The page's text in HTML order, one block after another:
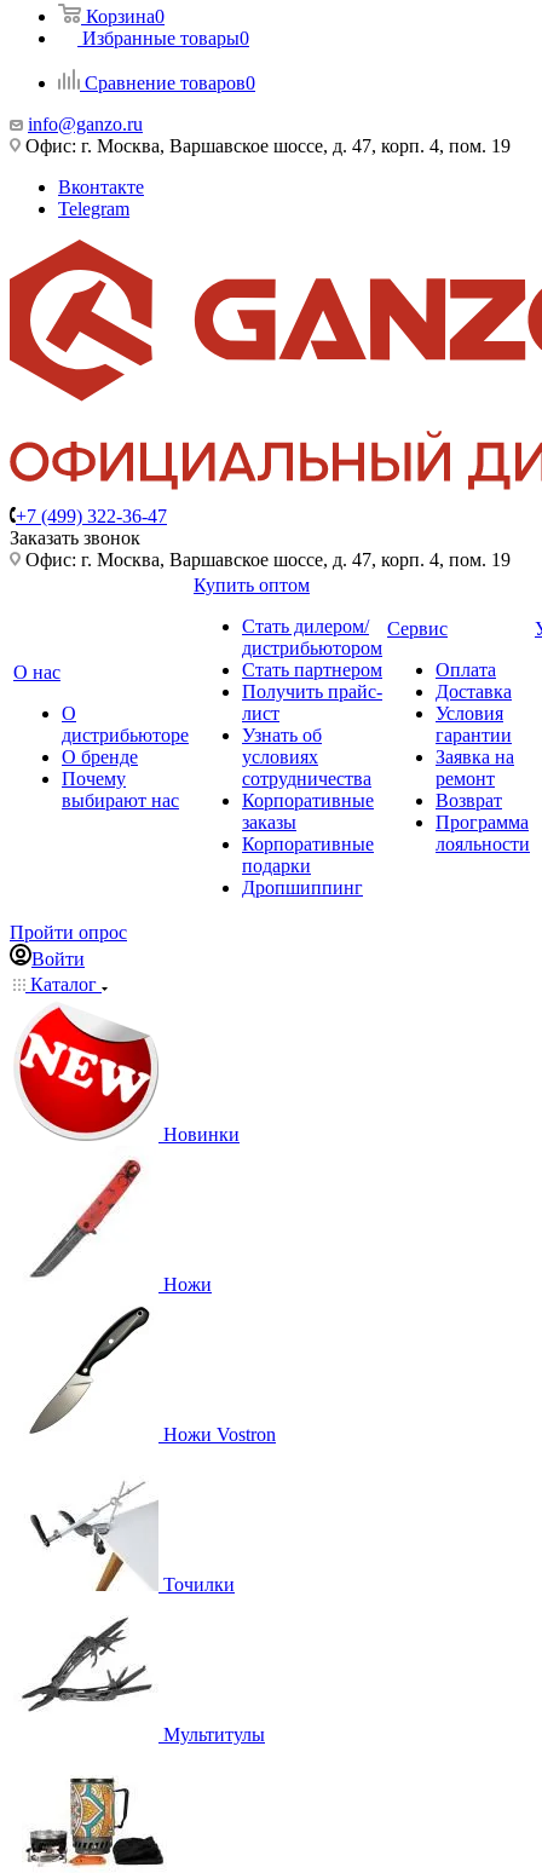
Корзина0
Избранные товары0
Сравнение товаров0
info@ganzo.ru
Офис: г. Москва, Варшавское шоссе, д. 47, корп. 4, пом. 19
Вконтакте
Telegram
+7 (499) 322-36-47
Заказать звонок
Офис: г. Москва, Варшавское шоссе, д. 47, корп. 4, пом. 19
О нас
О
дистрибьюторе
О бренде
Почему
выбирают нас
Купить оптом
Стать дилером/
дистрибьютором
Стать партнером
Получить прайс-
лист
Узнать об
условиях
сотрудничества
Корпоративные
заказы
Корпоративные
подарки
Дропшиппинг
Сервис
Оплата
Доставка
Условия
гарантии
Заявка на
ремонт
Возврат
Программа
лояльности
Пройти опрос
Войти
Каталог
Новинки
Ножи
Ножи Vostron
Точилки
Мультитулы